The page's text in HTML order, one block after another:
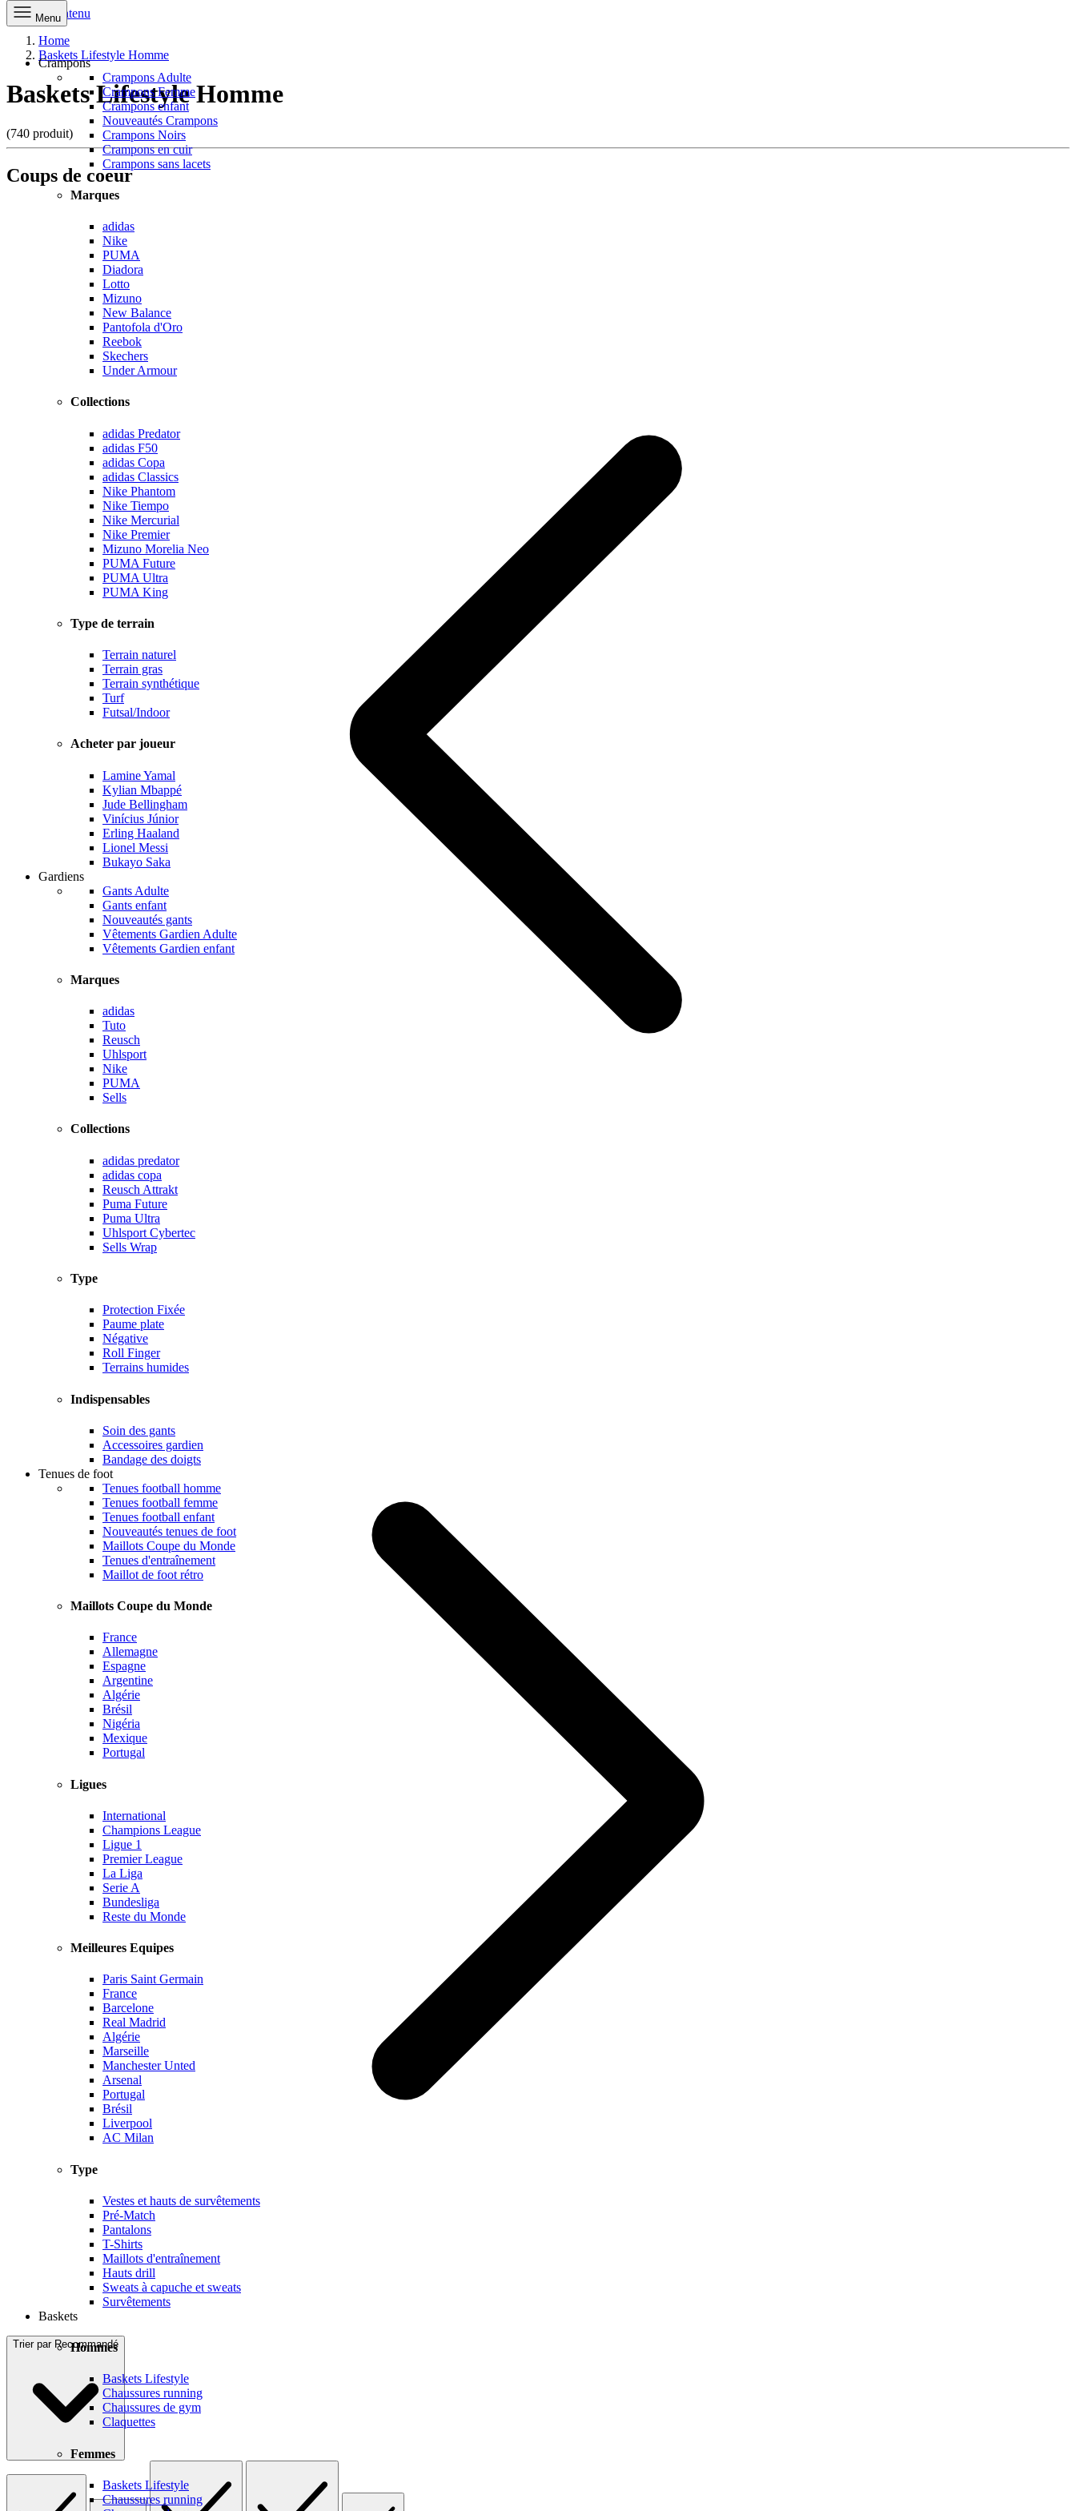
Aller au contenu
Menu
Crampons
Crampons Adulte
Crampons Femme
Crampons enfant
Nouveautés Crampons
Crampons Noirs
Crampons en cuir
Crampons sans lacets
Marques
adidas
Nike
PUMA
Diadora
Lotto
Mizuno
New Balance
Pantofola d'Oro
Reebok
Skechers
Under Armour
Collections
adidas Predator
adidas F50
adidas Copa
adidas Classics
Nike Phantom
Nike Tiempo
Nike Mercurial
Nike Premier
Mizuno Morelia Neo
PUMA Future
PUMA Ultra
PUMA King
Type de terrain
Terrain naturel
Terrain gras
Terrain synthétique
Turf
Futsal/Indoor
Acheter par joueur
Lamine Yamal
Kylian Mbappé
Jude Bellingham
Vinícius Júnior
Erling Haaland
Lionel Messi
Bukayo Saka
Gardiens
Gants Adulte
Gants enfant
Nouveautés gants
Vêtements Gardien Adulte
Vêtements Gardien enfant
Marques
adidas
Tuto
Reusch
Uhlsport
Nike
PUMA
Sells
Collections
adidas predator
adidas copa
Reusch Attrakt
Puma Future
Puma Ultra
Uhlsport Cybertec
Sells Wrap
Type
Protection Fixée
Paume plate
Négative
Roll Finger
Terrains humides
Indispensables
Soin des gants
Accessoires gardien
Bandage des doigts
Tenues de foot
Tenues football homme
Tenues football femme
Tenues football enfant
Nouveautés tenues de foot
Maillots Coupe du Monde
Tenues d'entraînement
Maillot de foot rétro
Maillots Coupe du Monde
France
Allemagne
Espagne
Argentine
Algérie
Brésil
Nigéria
Mexique
Portugal
Ligues
International
Champions League
Ligue 1
Premier League
La Liga
Serie A
Bundesliga
Reste du Monde
Meilleures Equipes
Paris Saint Germain
France
Barcelone
Real Madrid
Algérie
Marseille
Manchester Unted
Arsenal
Portugal
Brésil
Liverpool
AC Milan
Type
Vestes et hauts de survêtements
Pré-Match
Pantalons
T-Shirts
Maillots d'entraînement
Hauts drill
Sweats à capuche et sweats
Survêtements
Baskets
Hommes
Baskets Lifestyle
Chaussures running
Chaussures de gym
Claquettes
Femmes
Baskets Lifestyle
Chaussures running
Home
Baskets Lifestyle Homme
Baskets Lifestyle Homme
(740 produit)
Coups de coeur
Trier par Recommandé